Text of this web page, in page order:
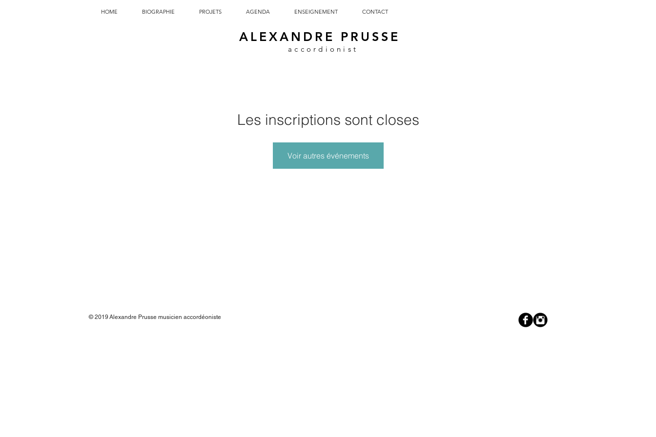
HOME BIOGRAPHIE PROJETS AGENDA ENSEIGNEMENT CONTACT
ALEXANDRE PRUSSE
accordionist
Les inscriptions sont closes
Voir autres événements
© 2019Alexandre Prusse musicien accordéoniste